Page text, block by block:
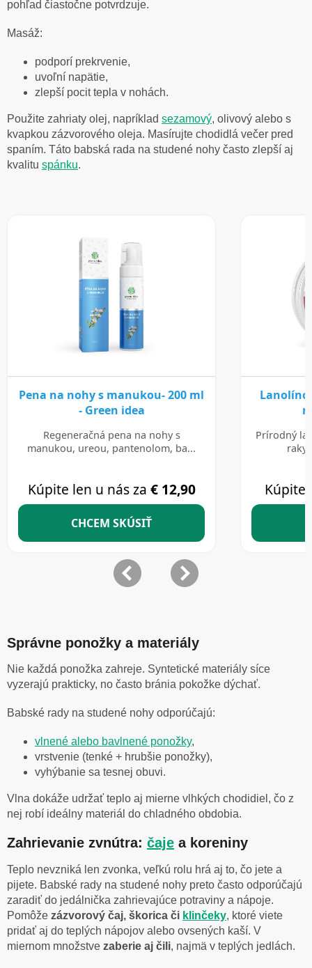
pohľad čiastočne potvrdzuje.
Masáž:
podporí prekrvenie,
uvoľní napätie,
zlepší pocit tepla v nohách.
Použite zahriaty olej, napríklad sezamový, olivový alebo s
kvapkou zázvorového oleja. Masírujte chodidlá večer pred
spaním. Táto babská rada na studené nohy často zlepší aj
kvalitu spánku.
Správne ponožky a materiály
Nie každá ponožka zahreje. Syntetické materiály síce
vyzerajú prakticky, no často bránia pokožke dýchať.
Babské rady na studené nohy odporúčajú:
vlnené alebo bavlnené ponožky,
vrstvenie (tenké + hrubšie ponožky),
vyhýbanie sa tesnej obuvi.
Vlna dokáže udržať teplo aj mierne vlhkých chodidiel, čo z
nej robí ideálny materiál do chladného obdobia.
Zahrievanie zvnútra: čaje a koreniny
Teplo nevzniká len zvonka, veľkú rolu hrá aj to, čo jete a
pijete. Babské rady na studené nohy preto často odporúčajú
zaradiť do jedálnička zahrievajúce potraviny a nápoje.
Pomôže zázvorový čaj, škorica či klinčeky, ktoré viete
pridať aj do teplých nápojov alebo ovsených kaší. V
miernom množstve zaberie aj čili, najmä v teplých jedlách.